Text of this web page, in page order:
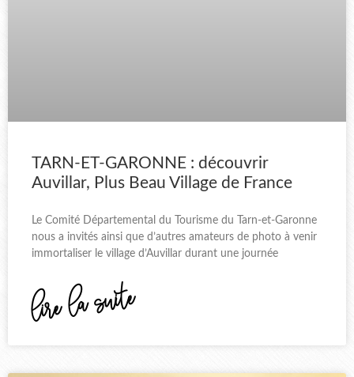
TARN-ET-GARONNE : découvrir
Auvillar, Plus Beau Village de France
Le Comité Départemental du Tourisme du Tarn-et-Garonne
nous a invités ainsi que d’autres amateurs de photo à venir
immortaliser le village d’Auvillar durant une journée
lire la suite